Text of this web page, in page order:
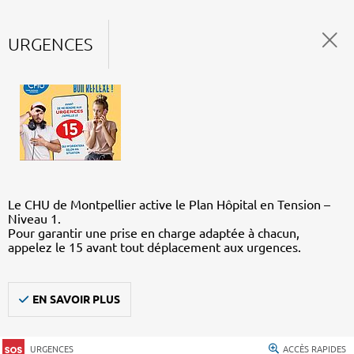
URGENCES
Le CHU de Montpellier active le Plan Hôpital en Tension –
Niveau 1.
Pour garantir une prise en charge adaptée à chacun,
appelez le 15 avant tout déplacement aux urgences.
EN SAVOIR PLUS
URGENCES ACCÈS RAPIDES